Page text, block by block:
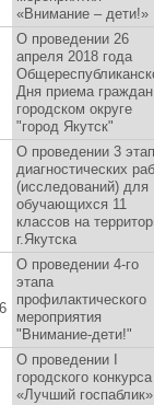
«Внимание – дети!»
О проведении 26
апреля 2018 года
Дня приема
городском округе
"город Якутск"
О проведении 3
диагностических
(исследований) для
обучающихся 11
классов на
г.Якутска
О проведении 4-го
этапа
профилактического
мероприятия
"Внимание-дети!"
О проведении I
городского конкурса
«Лучший госпаблик»